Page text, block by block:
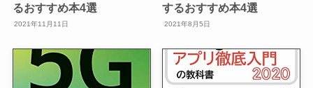
るおすすめ本4選
2021年11月11日
するおすすめ本4選
2021年8月5日